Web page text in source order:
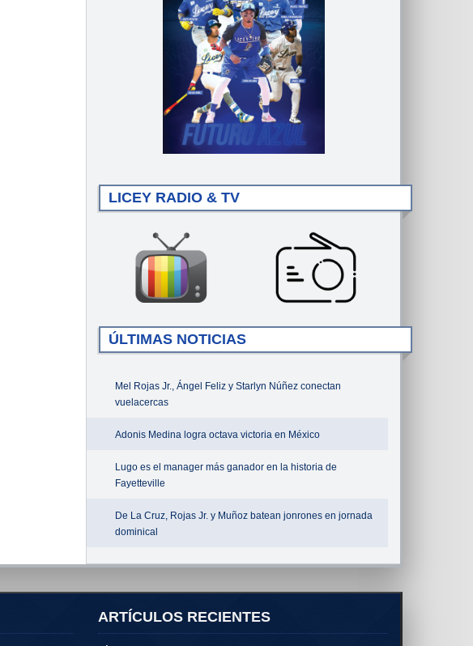
LICEY RADIO & TV
ÚLTIMAS NOTICIAS
Mel Rojas Jr., Ángel Feliz y Starlyn Núñez conectan
vuelacercas
Adonis Medina logra octava victoria en México
Lugo es el manager más ganador en la historia de
Fayetteville
De La Cruz, Rojas Jr. y Muñoz batean jonrones en jornada
dominical
ARTÍCULOS RECIENTES